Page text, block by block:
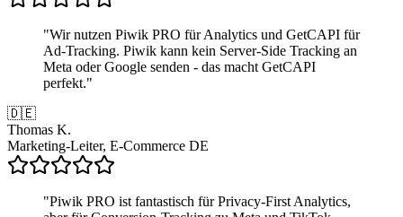
"Wir nutzen Piwik PRO für Analytics und GetCAPI für
Ad-Tracking. Piwik kann kein Server-Side Tracking an
Meta oder Google senden - das macht GetCAPI
perfekt."
🇩🇪
Thomas K.
Marketing-Leiter, E-Commerce DE
"Piwik PRO ist fantastisch für Privacy-First Analytics,